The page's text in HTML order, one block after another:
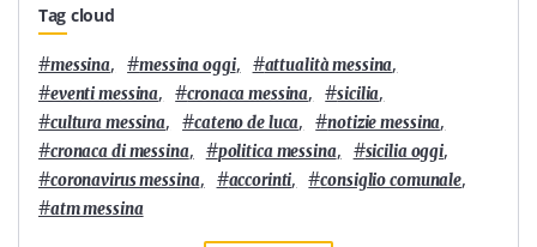
Tag cloud
#messina, #messina oggi, #attualità messina,
#eventi messina, #cronaca messina, #sicilia,
#cultura messina, #cateno de luca, #notizie messina,
#cronaca di messina, #politica messina, #sicilia oggi,
#coronavirus messina, #accorinti, #consiglio comunale,
#atm messina